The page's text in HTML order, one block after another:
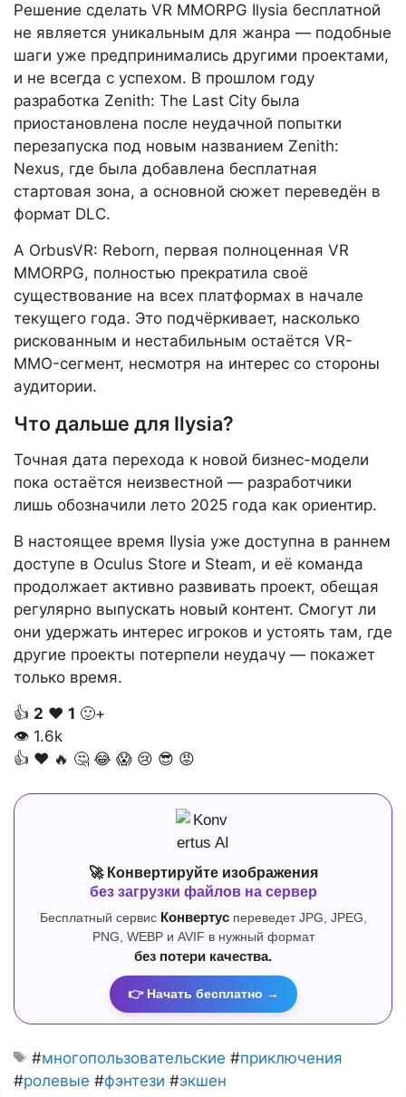
Решение сделать VR MMORPG Ilysia бесплатной
не является уникальным для жанра — подобные
шаги уже предпринимались другими проектами,
и не всегда с успехом. В прошлом году
разработка Zenith: The Last City была
приостановлена после неудачной попытки
перезапуска под новым названием Zenith:
Nexus, где была добавлена бесплатная
стартовая зона, а основной сюжет переведён в
формат DLC.
А OrbusVR: Reborn, первая полноценная VR
MMORPG, полностью прекратила своё
существование на всех платформах в начале
текущего года. Это подчёркивает, насколько
рискованным и нестабильным остаётся VR-
MMO-сегмент, несмотря на интерес со стороны
аудитории.
Что дальше для Ilysia?
Точная дата перехода к новой бизнес-модели
пока остаётся неизвестной — разработчики
лишь обозначили лето 2025 года как ориентир.
В настоящее время Ilysia уже доступна в раннем
доступе в Oculus Store и Steam, и её команда
продолжает активно развивать проект, обещая
регулярно выпускать новый контент. Смогут ли
они удержать интерес игроков и устоять там, где
другие проекты потерпели неудачу — покажет
только время.
👍 2 ❤️ 1 🙂+
👁 1.6k
👍 ❤️ 🔥 🤔 😂 😱 😢 😎 😡
🚀 Конвертируйте изображения
без загрузки файлов на сервер
Бесплатный сервис Конвертуспереведет JPG, JPEG,
PNG, WEBP и AVIF в нужный формат
без потери качества.
👉 Начать бесплатно →
#многопользовательские #приключения
#ролевые #фэнтези #экшен